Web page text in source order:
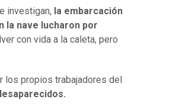
investigan, la embarcación
la nave lucharon por
con vida a la caleta, pero
los propios trabajadores del